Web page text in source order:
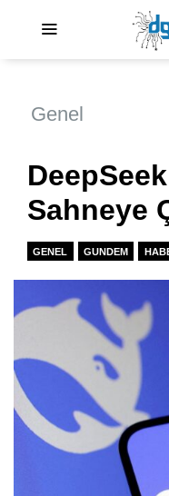
Genel
Sahneye
GENEL GUNDEM